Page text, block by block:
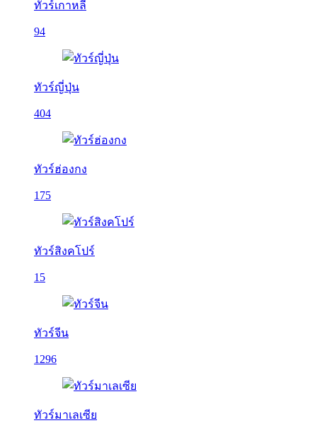
ทัวร์เกาหลี
94
ทัวร์ญี่ปุ่น
404
ทัวร์ฮ่องกง
175
ทัวร์สิงคโปร์
15
ทัวร์จีน
1296
ทัวร์มาเลเซีย